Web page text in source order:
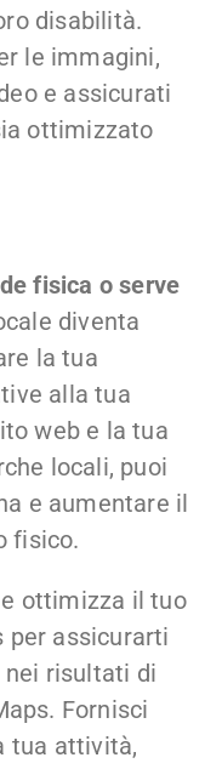
disabilità.
le immagini,
e assicurati
ottimizzato
fisica o serve
diventa
la tua
alla tua
web e la tua
locali, puoi
e aumentare il
fisico.
ottimizza il tuo
per assicurarti
risultati di
Fornisci
tua attività,